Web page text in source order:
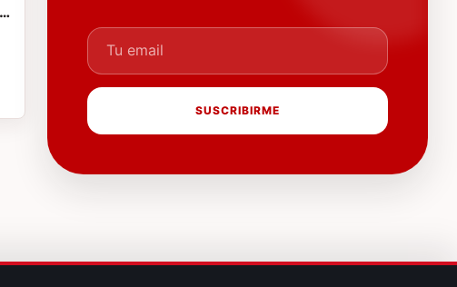
Tu email
SUSCRIBIRME